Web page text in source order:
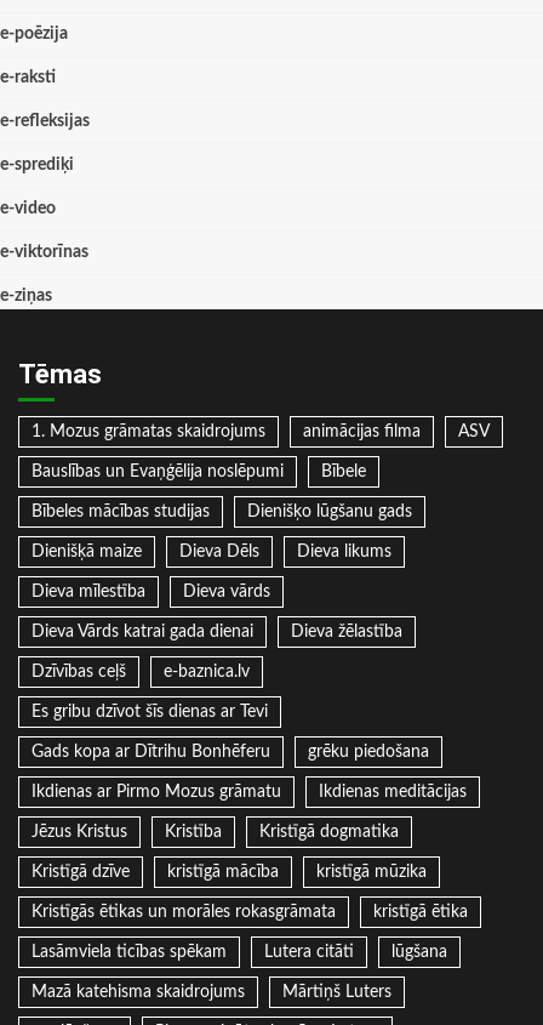
e-poēzija
e-raksti
e-refleksijas
e-sprediķi
e-video
e-viktorīnas
e-ziņas
Tēmas
1. Mozus grāmatas skaidrojums animācijas filma ASV
Bauslības un Evaņģēlija noslēpumi Bībele
Bībeles mācības studijas Dienišķo lūgšanu gads
Dienišķā maize Dieva Dēls Dieva likums
Dieva mīlestība Dieva vārds
Dieva Vārds katrai gada dienai Dieva žēlastība
Dzīvības ceļš e-baznica.lv
Es gribu dzīvot šīs dienas ar Tevi
Gads kopa ar Dītrihu Bonhēferu grēku piedošana
Ikdienas ar Pirmo Mozus grāmatu Ikdienas meditācijas
Jēzus Kristus Kristība Kristīgā dogmatika
Kristīgā dzīve kristīgā mācība kristīgā mūzika
Kristīgās ētikas un morāles rokasgrāmata kristīgā ētika
Lasāmviela ticības spēkam Lutera citāti lūgšana
Mazā katehisma skaidrojums Mārtiņš Luters